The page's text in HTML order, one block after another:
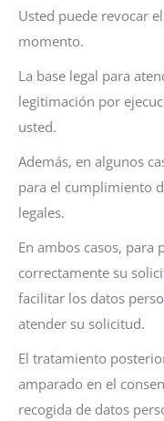
Usted puede revocar
momento.
La base legal para
legitimación por
usted.
Además, en algunos
para el cumplimiento
legales.
En ambos casos, para
correctamente su
facilitar los datos
atender su solicitud.
El tratamiento
amparado en el
recogida de datos